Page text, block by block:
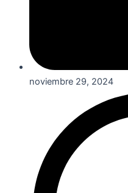
noviembre 29, 2024